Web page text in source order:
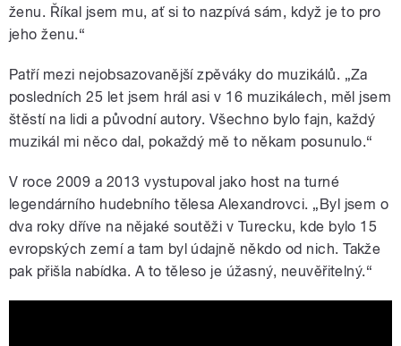
ženu. Říkal jsem mu, ať si to nazpívá sám, když je to pro
jeho ženu.“
Patří mezi nejobsazovanější zpěváky do muzikálů. „Za
posledních 25 let jsem hrál asi v 16 muzikálech, měl jsem
štěstí na lidi a původní autory. Všechno bylo fajn, každý
muzikál mi něco dal, pokaždý mě to někam posunulo.“
V roce 2009 a 2013 vystupoval jako host na turné
legendárního hudebního tělesa Alexandrovci. „Byl jsem o
dva roky dříve na nějaké soutěži v Turecku, kde bylo 15
evropských zemí a tam byl údajně někdo od nich. Takže
pak přišla nabídka. A to těleso je úžasný, neuvěřitelný.“